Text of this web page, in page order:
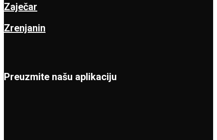
Zaječar
Zrenjanin
Preuzmite našu aplikaciju